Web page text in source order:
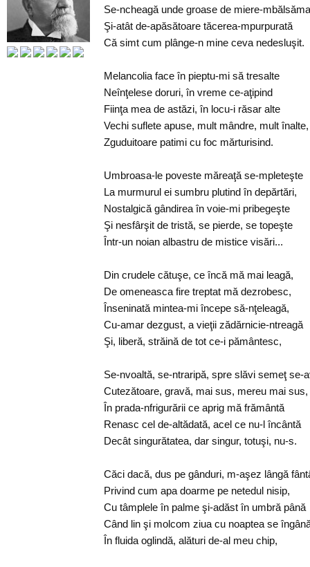
Se-ncheagă unde groase de miere-
Şi-atât de-apăsătoare tăcerea-mpurpurată
Că simt cum plânge-n mine ceva nedesluşit.
Melancolia face în pieptu-mi să tresalte
Neînţelese doruri, în vreme ce-aţipind
Fiinţa mea de astăzi, în locu-i răsar alte
Vechi suflete apuse, mult mândre, mult înalte,
Zguduitoare patimi cu foc mărturisind.
Umbroasa-le poveste măreaţă se-mpleteşte
La murmurul ei sumbru plutind în depărtări,
Nostalgică gândirea în voie-mi pribegeşte
Şi nesfârşit de tristă, se pierde, se topeşte
Într-un noian albastru de mistice visări...
Din crudele cătuşe, ce încă mă mai leagă,
De omeneasca fire treptat mă dezrobesc,
Înseninată mintea-mi începe să-nţeleagă,
Cu-amar dezgust, a vieţii zădărnicie-ntreagă
Şi, liberă, străină de tot ce-i pământesc,
Se-nvoaltă, se-ntraripă, spre slăvi semeţ se-
Cutezătoare, gravă, mai sus, mereu mai sus,
În prada-nfrigurării ce aprig mă frământă
Renasc cel de-altădată, acel ce nu-l încântă
Decât singurătatea, dar singur, totuşi, nu-s.
Căci dacă, dus pe gânduri, m-aşez lângă
Privind cum apa doarme pe netedul nisip,
Cu tâmplele în palme şi-adăst în umbră până
Când lin şi molcom ziua cu noaptea se
În fluida oglindă, alături de-al meu chip,